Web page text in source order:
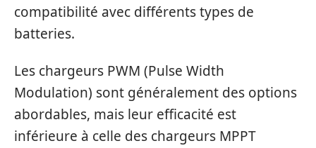
compatibilité avec différents types de
batteries.
Les chargeurs PWM (Pulse Width
Modulation) sont généralement des options
abordables, mais leur efficacité est
inférieure à celle des chargeurs MPPT